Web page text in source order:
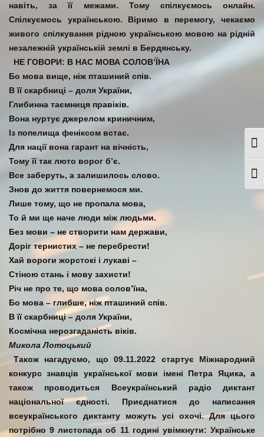
навіть, за її межами. Тому спілкуємось онлайн.
Спілкуємось українською. Віримо в перемогу, чекаємо
живого спілкування рідною українською мовою на рідній
незалежній українській землі в Бердянську.
НЕ ГОВОРИ: В НАС МОВА СОЛОВ’ЇНА
Бо мова вище, ніж пташиний спів.
В її скарбниці – доля України,
Глибинна таємниця правіків.
Вона нуртує джерелом криничним,
Із попелища феніксом встає.
Для нації вона гарант на вічність,
Тому її так люто ворог б’є.
Все заберуть, а залишилось слово.
Знов до життя повернемося ми.
Лише тому, що не пропала мова,
То й ми ще наче люди між людьми.
Без мови – не створити нам держави,
Доріг тернистих – не перебрести!
Хай вороги жорстокі і лукаві –
Стіною стань і мову захисти!
Річ не про те, що мова солов’їна,
Бо мова – глибше, ніж пташиний спів.
В її скарбниці – доля України,
Космічна нерозгаданість віків.
Микола Лотоцький
Також нагадуємо, що 09.11.2022 стартує Міжнародний
конкурс знавців української мови імені Петра Яцика, а
також проводиться Всеукраїнський радіо диктант
національної єдності. Приєднатися до написання
всеукраїнського диктанту можуть усі охочі. Для цього
потрібно 9 листопада об 11 годині увімкнути: Українське